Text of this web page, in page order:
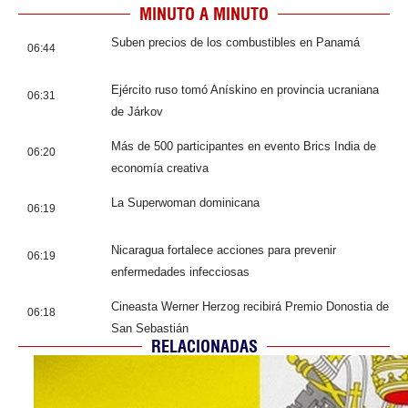
MINUTO A MINUTO
06:44 Suben precios de los combustibles en Panamá
06:31
Ejército ruso tomó Anískino en provincia ucraniana
de Járkov
06:20
Más de 500 participantes en evento Brics India de
economía creativa
06:19 La Superwoman dominicana
06:19
Nicaragua fortalece acciones para prevenir
enfermedades infecciosas
06:18
Cineasta Werner Herzog recibirá Premio Donostia de
San Sebastián
RELACIONADAS